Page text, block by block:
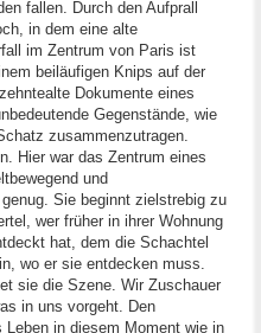
fallen. Durch den Aufprall
in dem eine alte
im Zentrum von Paris ist
beiläufigen Knips auf der
Dokumente eines
Gegenstände, wie
zusammenzutragen.
Hier war das Zentrum eines
und
Sie beginnt zielstrebig zu
wer früher in ihrer Wohnung
hat, dem die Schachtel
wo er sie entdecken muss.
sie die Szene. Wir Zuschauer
in uns vorgeht. Den
in diesem Moment wie in